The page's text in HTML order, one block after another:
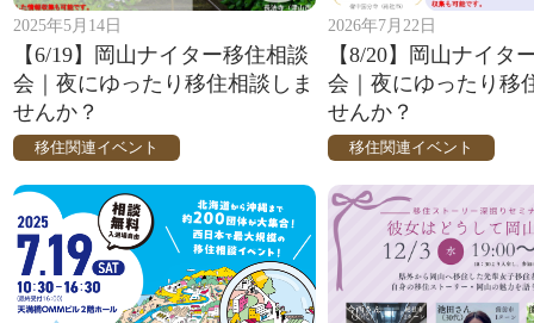
2025年5月14日
【6/19】岡山ナイター移住相談
会｜夜にゆったり移住相談しま
せんか？
移住関連イベント
2026年7月22日
【8/20】岡山ナイタ
会｜夜にゆったり移
せんか？
移住関連イベント